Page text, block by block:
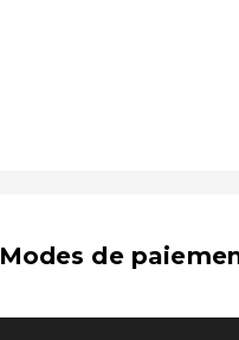
Modes de